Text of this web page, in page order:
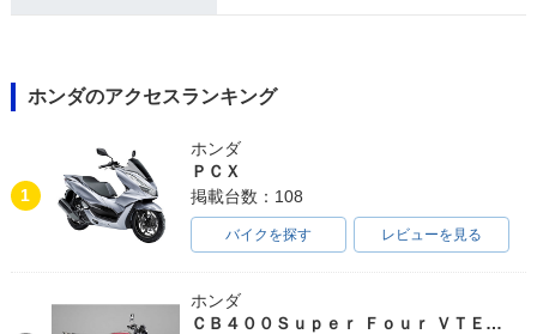
ホンダのアクセスランキング
1
ホンダ
ＰＣＸ
掲載台数：108
バイクを探す レビューを見る
ホンダ
ＣＢ４００Ｓｕｐｅｒ Ｆｏｕｒ ＶＴＥＣ ＳＰＥＣ３